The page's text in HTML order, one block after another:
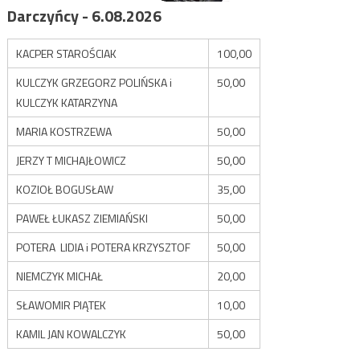
Darczyńcy - 6.08.2026
KACPER STAROŚCIAK
100,00
KULCZYK GRZEGORZ POLIŃSKA i
KULCZYK KATARZYNA
50,00
MARIA KOSTRZEWA
50,00
JERZY T MICHAJŁOWICZ
50,00
KOZIOŁ BOGUSŁAW
35,00
PAWEŁ ŁUKASZ ZIEMIAŃSKI
50,00
POTERA LIDIA i POTERA KRZYSZTOF
50,00
NIEMCZYK MICHAŁ
20,00
SŁAWOMIR PIĄTEK
10,00
KAMIL JAN KOWALCZYK
50,00